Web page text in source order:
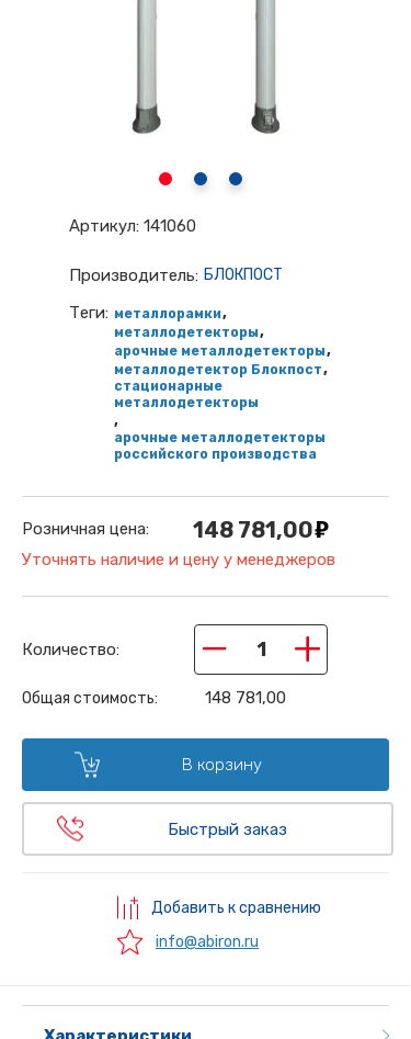
Розничная цена: 148 781,00
Уточнять наличие и цену у менеджеров
Количество: − +
Общая стоимость: 148 781,00
В корзину
Быстрый заказ
Добавить к сравнению
info@abiron.ru
Артикул: 141060
Производитель: БЛОКПОСТ
Теги: металлорамки,
металлодетекторы,
арочные металлодетекторы,
металлодетектор Блокпост,
стационарные
металлодетекторы
,
арочные металлодетекторы
российского производства